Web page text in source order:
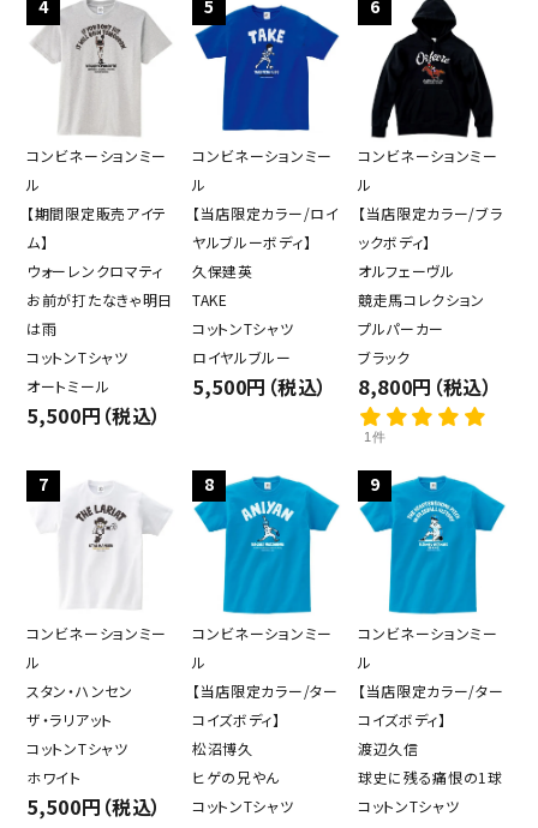
キーワード
カテゴリー
close
4
コンビネーションミー
ル
【期間限定販売アイテ
ム】
ウォーレンクロマティ
お前が打たなきゃ明日
は雨
コットンTシャツ
オートミール
5,500円（税込）
5
コンビネーションミー
ル
【当店限定カラー/ロイ
ヤルブルーボディ】
久保建英
TAKE
コットンTシャツ
ロイヤルブルー
5,500円（税込）
6
コンビネーションミー
ル
【当店限定カラー/ブラ
ックボディ】
オルフェーヴル
競走馬コレクション
プルパーカー
ブラック
8,800円（税込）
1件
7
コンビネーションミー
ル
スタン・ハンセン
ザ・ラリアット
コットンTシャツ
ホワイト
5,500円（税込）
8
コンビネーションミー
ル
【当店限定カラー/ター
コイズボディ】
松沼博久
ヒゲの兄やん
コットンTシャツ
9
コンビネーションミー
ル
【当店限定カラー/ター
コイズボディ】
渡辺久信
球史に残る痛恨の1球
コットンTシャツ